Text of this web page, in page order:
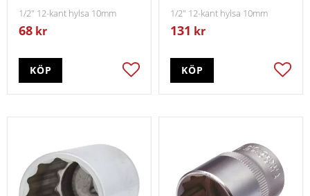
1/2" 12-kant hylsa 10mm
68 kr
Lägg till i favoriter
KÖP
1/2" 12-kant hylsa 10mm
131 kr
KÖP